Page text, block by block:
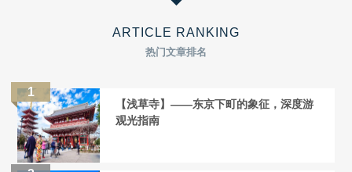
ARTICLE RANKING
热门文章排名
【浅草寺】——东京下町的象征，深度游
观光指南